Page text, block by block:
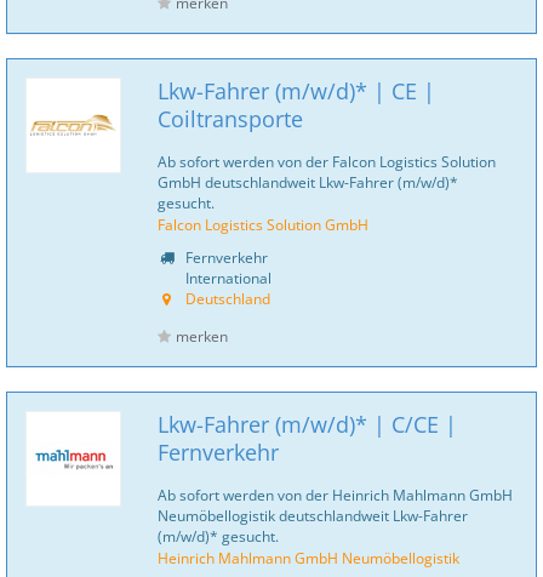
Lkw-Fahrer (m/w/d)* | CE |
Coiltransporte
Ab sofort werden von der Falcon Logistics Solution
GmbH deutschlandweit Lkw-Fahrer (m/w/d)*
gesucht.
Falcon Logistics Solution GmbH
Fernverkehr
International
Deutschland
merken
Lkw-Fahrer (m/w/d)* | C/CE |
Fernverkehr
Ab sofort werden von der Heinrich Mahlmann GmbH
Neumöbellogistik deutschlandweit Lkw-Fahrer
(m/w/d)* gesucht.
Heinrich Mahlmann GmbH Neumöbellogistik